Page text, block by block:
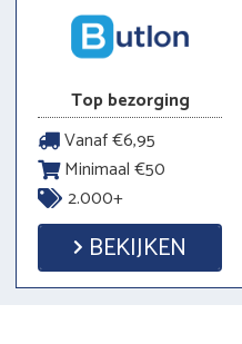
Top bezorging
Vanaf €6,95
Minimaal €50
2.000+
BEKIJKEN